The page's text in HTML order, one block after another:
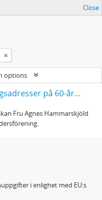
Close
options
Agnes Hammarskjöld. Hyllningsadresser på 60-årsdagen
Fru Agnes Hammarskjöld
i enlighet med EU:s